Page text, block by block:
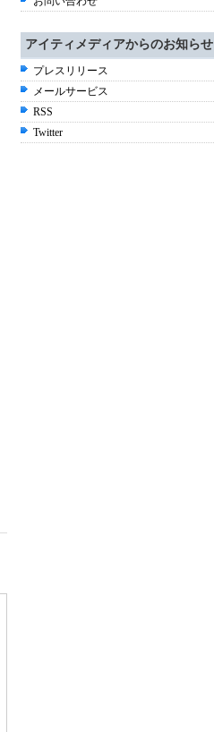
アイティメディアからのお知らせ
プレスリリース
メールサービス
RSS
Twitter